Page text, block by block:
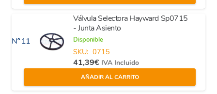
Nº 11
Válvula Selectora Hayward Sp0715
- Junta Asiento
Disponible
SKU: 0715
41,39€ IVA Incluido
AÑADIR AL CARRITO